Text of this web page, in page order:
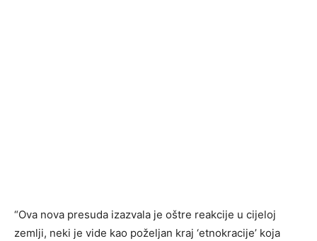
“Ova nova presuda izazvala je oštre reakcije u cijeloj
zemlji, neki je vide kao poželjan kraj ‘etnokracije’ koja